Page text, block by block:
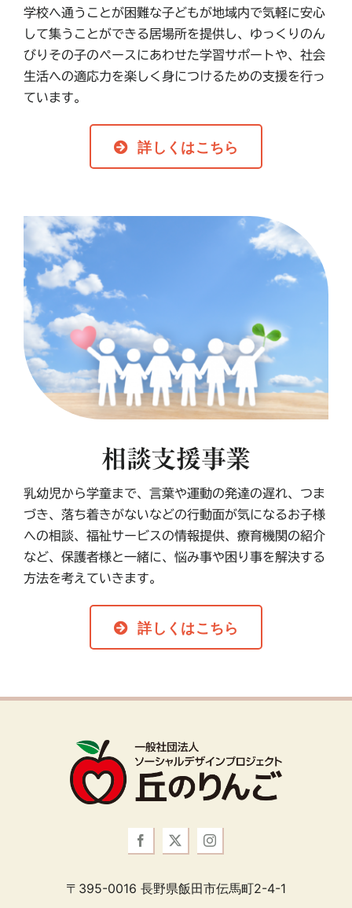
学校へ通うことが困難な子どもが地域内で気軽に安心
して集うことができる居場所を提供し、ゆっくりのん
びりその子のペースにあわせた学習サポートや、社会
生活への適応力を楽しく身につけるための支援を行っ
ています。
詳しくはこちら
相談支援事業
乳幼児から学童まで、言葉や運動の発達の遅れ、つま
づき、落ち着きがないなどの行動面が気になるお子様
への相談、福祉サービスの情報提供、療育機関の紹介
など、保護者様と一緒に、悩み事や困り事を解決する
方法を考えていきます。
詳しくはこちら
〒395-0016 長野県飯田市伝馬町2-4-1